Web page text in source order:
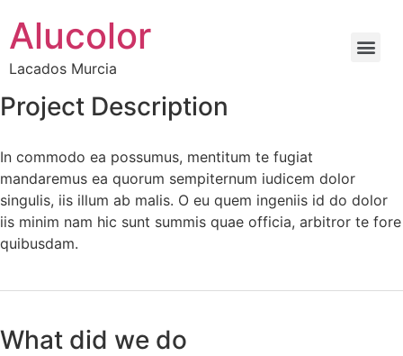
Alucolor
Lacados Murcia
Project Description
In commodo ea possumus, mentitum te fugiat
mandaremus ea quorum sempiternum iudicem dolor
singulis, iis illum ab malis. O eu quem ingeniis id do dolor
iis minim nam hic sunt summis quae officia, arbitror te fore
quibusdam.
What did we do